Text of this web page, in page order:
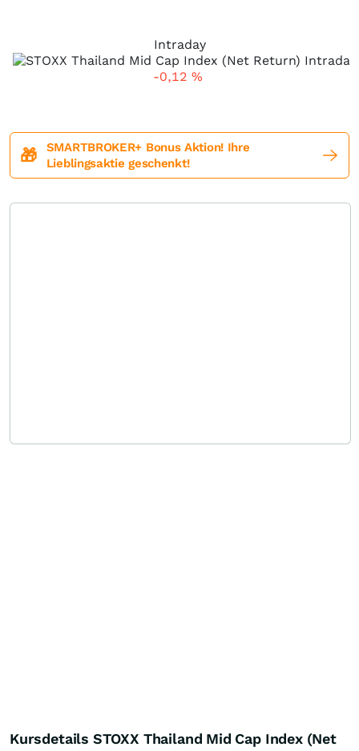
Intraday
-0,12 %
🎁
SMARTBROKER+ Bonus Aktion! Ihre
Lieblingsaktie geschenkt!
Kursdetails STOXX Thailand Mid Cap Index (Net